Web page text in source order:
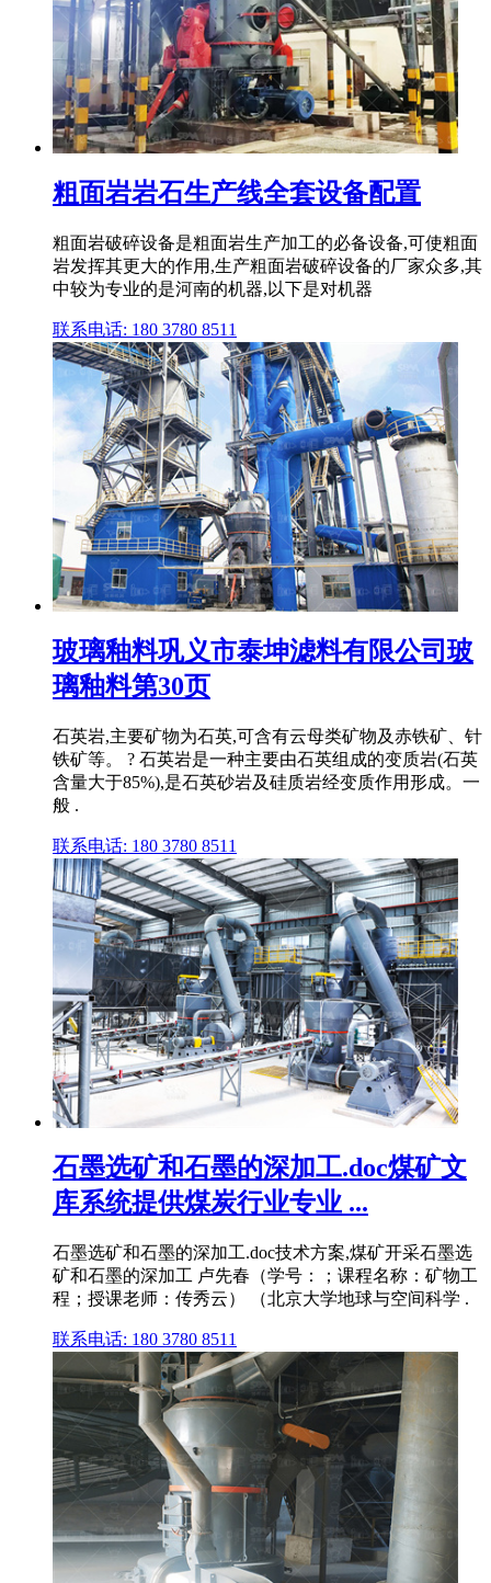
粗面岩岩石生产线全套设备配置
粗面岩破碎设备是粗面岩生产加工的必备设备,可使粗面
岩发挥其更大的作用,生产粗面岩破碎设备的厂家众多,其
中较为专业的是河南的机器,以下是对机器
联系电话: 180 3780 8511
玻璃釉料巩义市泰坤滤料有限公司玻
璃釉料第30页
石英岩,主要矿物为石英,可含有云母类矿物及赤铁矿、针
铁矿等。 ? 石英岩是一种主要由石英组成的变质岩(石英
含量大于85%),是石英砂岩及硅质岩经变质作用形成。一
般 .
联系电话: 180 3780 8511
石墨选矿和石墨的深加工.doc煤矿文
库系统提供煤炭行业专业 ...
石墨选矿和石墨的深加工.doc技术方案,煤矿开采石墨选
矿和石墨的深加工 卢先春（学号：；课程名称：矿物工
程；授课老师：传秀云） （北京大学地球与空间科学 .
联系电话: 180 3780 8511